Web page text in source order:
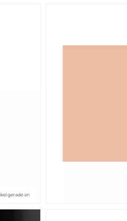
gerade an